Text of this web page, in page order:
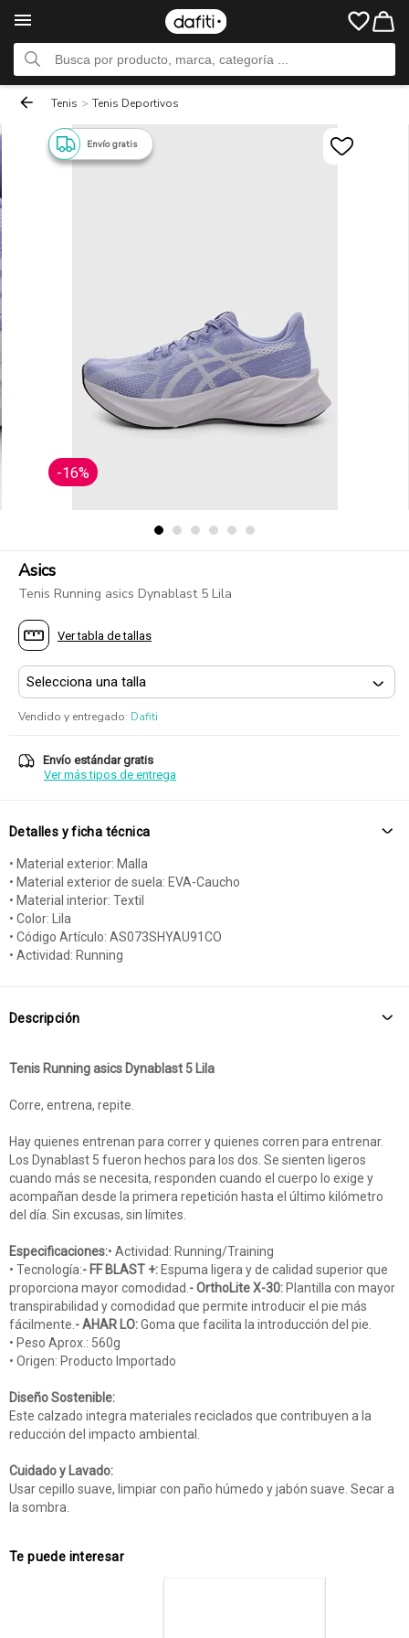
Tenis > Tenis Deportivos
Envío gratis
-16%
Asics
Tenis Running asics Dynablast 5 Lila
Ver tabla de tallas
Vendido y entregado: Dafiti
Envío estándar gratis
Ver más tipos de entrega
Detalles y ficha técnica
• Material exterior: Malla
• Material exterior de suela: EVA-Caucho
• Material interior: Textil
• Color: Lila
• Código Artículo: AS073SHYAU91CO
• Actividad: Running
Descripción
Tenis Running asics Dynablast 5 Lila
Corre, entrena, repite.
Hay quienes entrenan para correr y quienes corren para entrenar.
Los Dynablast 5 fueron hechos para los dos. Se sienten ligeros
cuando más se necesita, responden cuando el cuerpo lo exige y
acompañan desde la primera repetición hasta el último kilómetro
del día. Sin excusas, sin límites.
Especificaciones:• Actividad: Running/Training
• Tecnología:- FF BLAST +: Espuma ligera y de calidad superior que
proporciona mayor comodidad.- OrthoLite X-30: Plantilla con mayor
transpirabilidad y comodidad que permite introducir el pie más
fácilmente.- AHAR LO:Goma que facilita la introducción del pie.
• Peso Aprox.: 560g
• Origen: Producto Importado
Diseño Sostenible:
Este calzado integra materiales reciclados que contribuyen a la
reducción del impacto ambiental.
Cuidado y Lavado:
Usar cepillo suave, limpiar con paño húmedo y jabón suave. Secar a
la sombra.
Te puede interesar